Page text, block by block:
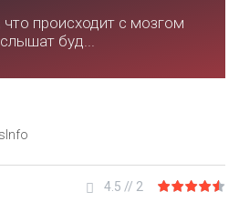
происходит с мозгом
буд...
4.5 // 2